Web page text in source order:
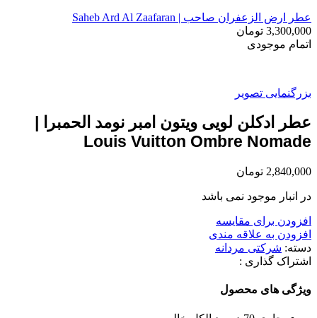
عطر ارض الزعفران صاحب | Saheb Ard Al Zaafaran
3,300,000 تومان
اتمام موجودی
بزرگنمایی تصویر
عطر ادکلن لویی ویتون امبر نومد الحمبرا |
Louis Vuitton Ombre Nomade
2,840,000 تومان
در انبار موجود نمی باشد
افزودن برای مقایسه
افزودن به علاقه مندی
دسته: شرکتی مردانه
اشتراک گذاری :
ویژگی های محصول